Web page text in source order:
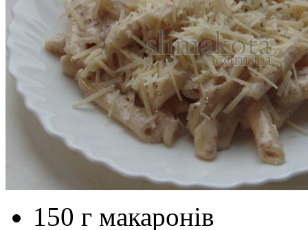
150 г макаронів